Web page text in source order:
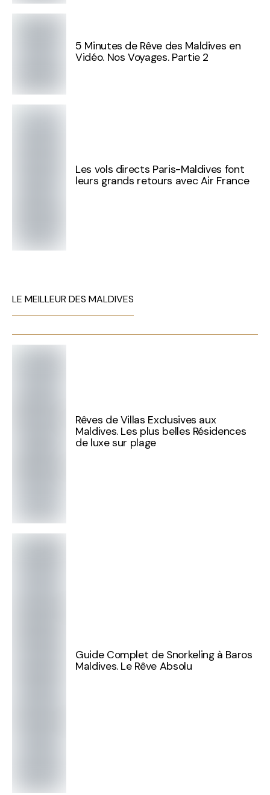
5 Minutes de Rêve des Maldives en
Vidéo. Nos Voyages. Partie 2
Les vols directs Paris-Maldives font
leurs grands retours avec Air France
LE MEILLEUR DES MALDIVES
Rêves de Villas Exclusives aux
Maldives. Les plus belles Résidences
de luxe sur plage
Guide Complet de Snorkeling à Baros
Maldives. Le Rêve Absolu